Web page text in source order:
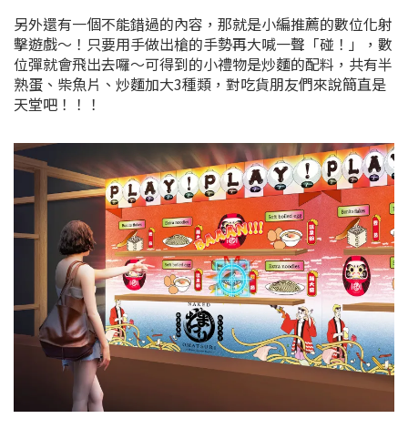
另外還有一個不能錯過的內容，那就是小編推薦的數位化射
擊遊戲～！只要用手做出槍的手勢再大喊一聲「碰！」，數
位彈就會飛出去囉～可得到的小禮物是炒麵的配料，共有半
熟蛋、柴魚片、炒麵加大3種類，對吃貨朋友們來說簡直是
天堂吧！！！